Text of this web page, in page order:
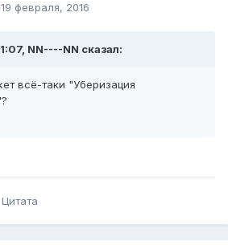
19 февраля, 2016
NN----NN сказал:
всё-таки "Уберизация
Цитата